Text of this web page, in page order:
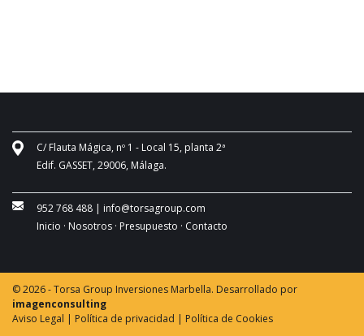
C/ Flauta Mágica, nº 1 - Local 15, planta 2ª
Edif. GASSET, 29006, Málaga.
952 768 488 | info@torsagroup.com
Inicio · Nosotros · Presupuesto · Contacto
© 2026 - Torsa Group Inversiones Marbella. Desarrollado por
imagenconsulting
Aviso Legal | Política de privacidad | Política de Cookies